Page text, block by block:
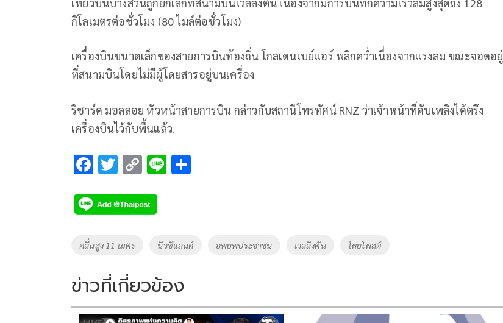
กิโลเมตรต่อชั่วโมง (80 ไมล์ต่อชั่วโมง)
เครื่องบินขนาดเล็กของสายการบินท้องถิ่น โกลเดนเบย์แอร์ พลิกคว่ำเนื่องจากแรงลม ขณะจอดอยู่
ที่สนามบินโดยไม่มีผู้โดยสารอยู่บนเครื่อง
ริชาร์ด มอลลอย หัวหน้าสายการบิน กล่าวกับสถานีโทรทัศน์ RNZ ว่าเจ้าหน้าที่ดับเพลิงได้ตรึง
เครื่องบินไว้กับพื้นแล้ว.
F
e
b
o
k
T
tt
er
C
p
y
Li
k
Li
Tags
คลื่นสูง 11 เมตร นิวซีแลนด์ อพยพประชาชน เวลลิงตัน ไทยโพสต์
ข่าวที่เกี่ยวข้อง